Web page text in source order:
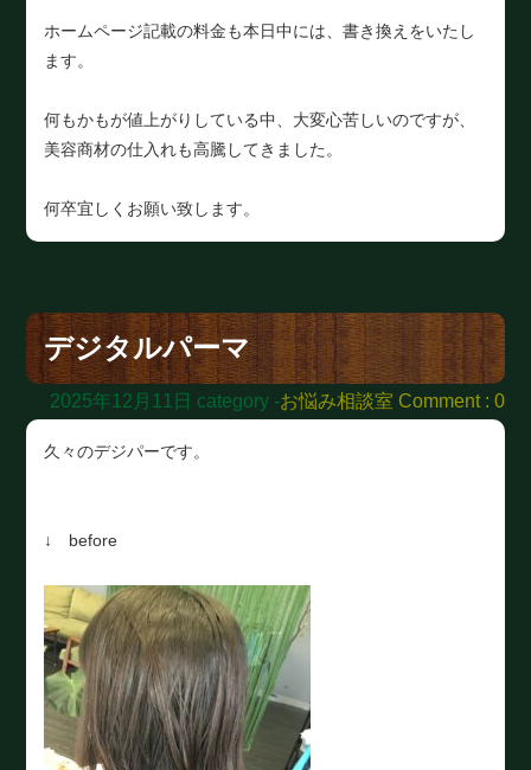
ホームページ記載の料金も本日中には、書き換えをいたし
ます。
何もかもが値上がりしている中、大変心苦しいのですが、
美容商材の仕入れも高騰してきました。
何卒宜しくお願い致します。
デジタルパーマ
2025年12月11日 category -お悩み相談室 Comment : 0
久々のデジパーです。
↓ before